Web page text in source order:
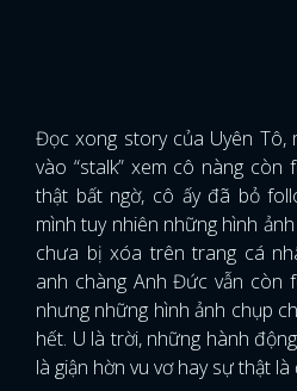
ĐĂNG
Đọc xong story của Uyên Tô,
vào “stalk” xem cô nàng
thật bất ngờ, cô ấy đã bỏ
mình tuy nhiên những hình
chưa bị xóa trên trang cá
anh chàng Anh Đức vẫn còn
nhưng những hình ảnh chụp
hết. U là trời, những hành
là giận hờn vu vơ hay sự thật